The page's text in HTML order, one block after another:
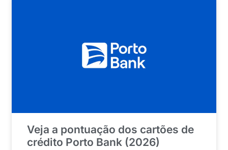
Veja a pontuação dos cartões de
crédito Porto Bank (2026)